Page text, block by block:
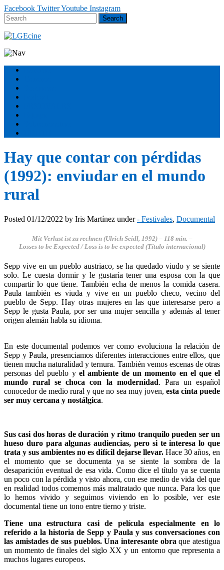
Facebook TwitterYoutube Instagram
Hay que contar con pérdidas
(1992): enviudar en el mundo
rural
Posted 01/12/2022 by Iris Martínez under- Festivales, Documental
Mit Verlust ist zu rechnen (Ulrich Seidl, 1992)– 118 min. –
Losses to be Expected / Loss is to be expected (Título internacional)
Sepp vive en un pueblo austriaco, se ha quedado viudo y se siente
solo. Le cuesta dormir y le gustaría tener una esposa con la que
compartir lo que tiene. También echa de menos la comida casera.
Paula también es viuda y vive en un pueblo checo, vecino del
pueblo de Sepp. Hay otras mujeres en las que interesarse pero a
Sepp le gusta Paula, por ser una mujer sencilla y además al tener
origen alemán habla su idioma.
En este documental podemos ver como evoluciona la relación de
Sepp y Paula, presenciamos diferentes interacciones entre ellos, que
tienen mucha naturalidad y ternura. También vemos escenas de otras
personas del pueblo y el ambiente de un momento en el que el
mundo rural se choca con la modernidad. Para un español
conocedor de medio rural y que no sea muy joven, esta cinta puede
ser muy cercana y nostálgica.
Sus casi dos horas de duración y ritmo tranquilo pueden ser un
hueso duro para algunas audiencias, pero si te interesa lo que
trata y sus ambientes no es difícil dejarse llevar. Hace 30 años, en
el momento que se documenta ya se siente la sombra de la
desaparición eventual de esa vida. Como dice el título ya se cuenta
un poco con la pérdida y visto ahora, con ese medio de vida del que
en realidad todos comemos más maltratado que nunca. Para los que
lo hemos vivido y seguimos viviendo en lo posible, ver este
documental tiene un tono entre tierno y triste.
Tiene una estructura casi de película especialmente en lo
referido a la historia de Sepp y Paula y sus conversaciones con
las amistades de sus pueblos. Una interesante obra que atestigua
un momento de finales del siglo XX y un entorno que representa a
muchos lugares europeos.